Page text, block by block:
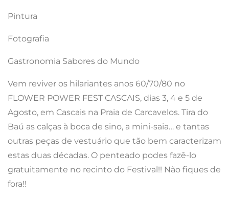
Pintura
Fotografia
Gastronomia Sabores do Mundo
Vem reviver os hilariantes anos 60/70/80 no
FLOWER POWER FEST CASCAIS, dias 3, 4 e 5 de
Agosto, em Cascais na Praia de Carcavelos. Tira do
Baú as calças à boca de sino, a mini-saia… e tantas
outras peças de vestuário que tão bem caracterizam
estas duas décadas. O penteado podes fazê-lo
gratuitamente no recinto do Festival!! Não fiques de
fora!!